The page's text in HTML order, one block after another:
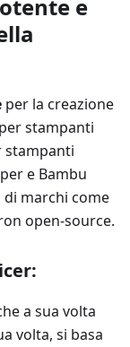
e
per la creazione
stampanti
stampanti
e Bambu
marchi come
open-source.
a sua volta
volta, si basa